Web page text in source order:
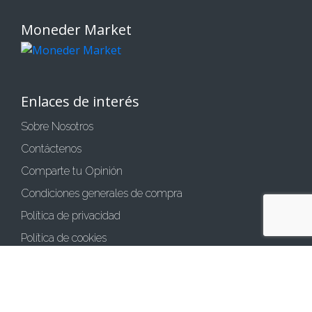
Moneder Market
Enlaces de interés
Sobre Nosotros
Contáctenos
Comparte tu Opinión
Condiciones generales de compra
Política de privacidad
Política de cookies